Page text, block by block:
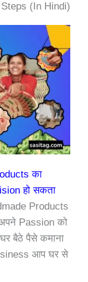
(In Hindi)
का
हो सकता
Products
Passion को
बैठे पैसे कमाना
आप घर से